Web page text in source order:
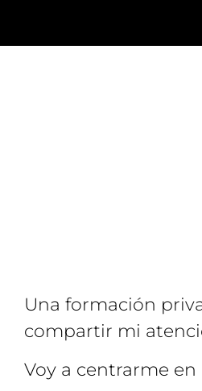
Una formación
compartir mi
Voy a centrarme